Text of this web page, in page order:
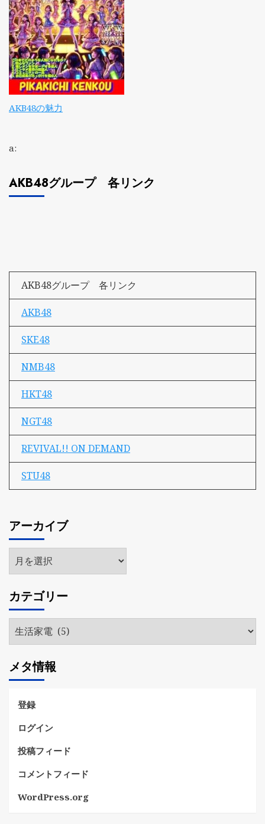
AKB48の魅力
a:
AKB48グループ 各リンク
AKB48グループ 各リンク
AKB48
SKE48
NMB48
HKT48
NGT48
REVIVAL!! ON DEMAND
STU48
アーカイブ
ア
ー
イ
ブ
カテゴリー
カ
テ
リ
ー
メタ情報
登録
ログイン
投稿フィード
コメントフィード
WordPress.org